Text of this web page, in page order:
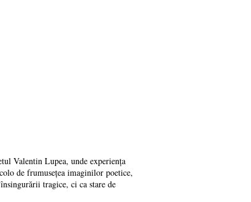
Valentin Lupea, unde experiența
de frumusețea imaginilor poetice,
tragice, ci ca stare de